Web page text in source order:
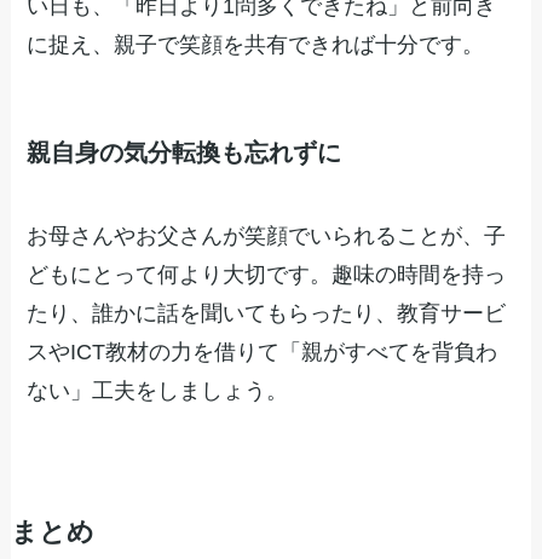
い日も、「昨日より1問多くできたね」と前向き
に捉え、親子で笑顔を共有できれば十分です。
親自身の気分転換も忘れずに
お母さんやお父さんが笑顔でいられることが、子
どもにとって何より大切です。趣味の時間を持っ
たり、誰かに話を聞いてもらったり、教育サービ
スやICT教材の力を借りて「親がすべてを背負わ
ない」工夫をしましょう。
まとめ